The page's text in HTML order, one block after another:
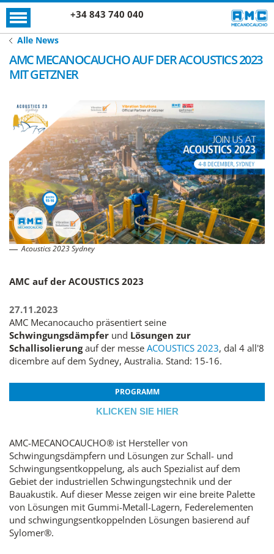
+34 843 740 040
Alle News
AMC MECANOCAUCHO AUF DER ACOUSTICS 2023
MIT GETZNER
Acoustics 2023 Sydney
AMC auf der ACOUSTICS 2023
27.11.2023
AMC Mecanocaucho präsentiert seine
Schwingungsdämpfer und Lösungen zur
Schallisolierungauf der messe ACOUSTICS 2023, dal 4 all'8
dicembre auf dem Sydney, Australia. Stand: 15-16.
PROGRAMM
KLICKEN SIE HIER
AMC-MECANOCAUCHO® ist Hersteller von
Schwingungsdämpfern und Lösungen zur Schall- und
Schwingungsentkoppelung, als auch Spezialist auf dem
Gebiet der industriellen Schwingungstechnik und der
Bauakustik. Auf dieser Messe zeigen wir eine breite Palette
von Lösungen mit Gummi-Metall-Lagern, Federelementen
und schwingungsentkoppelnden Lösungen basierend auf
Sylomer®.